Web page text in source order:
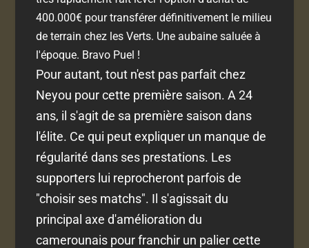
400.000€ pour transférer définitivement le milieu
de terrain chez les Verts. Une aubaine saluée à
l'époque. Bravo Puel !
Pour autant, tout n'est pas parfait chez
Neyou pour cette première saison. A 24
ans, il s'agit de sa première saison dans
l'élite. Ce qui peut expliquer un manque de
régularité dans ses prestations. Les
supporters lui reprocheront parfois de
"choisir ses matchs". Il s'agissait du
principal axe d'amélioration du
camerounais pour franchir un palier cette